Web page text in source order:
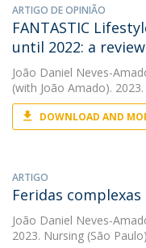
ARTIGO DE OPINIÃO
FANTASTIC
until 2022: a review
João Daniel Neves-
(with João Amado).
DOWNLOAD AND
ARTIGO
Feridas complexas
João Daniel Neves-
2023. Nursing (São Paulo)